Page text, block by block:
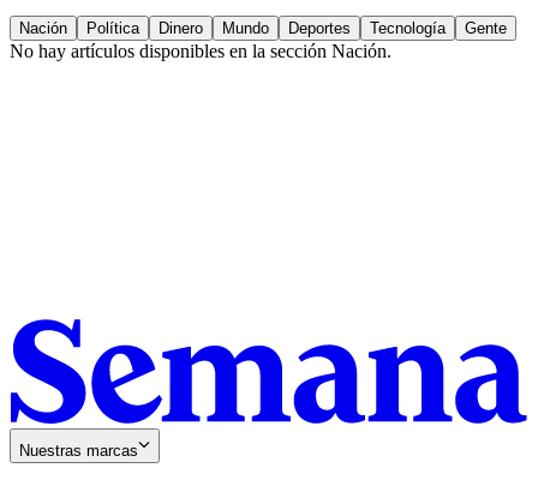
Nación Política Dinero Mundo Deportes Tecnología Gente
No hay artículos disponibles en la sección Nación.
Nuestras marcas